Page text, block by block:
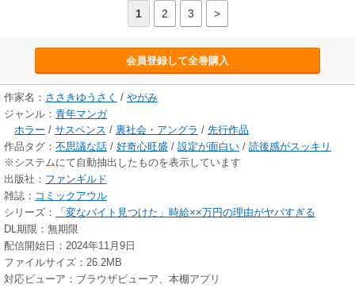
1 2 3 >
会員登録して全巻購入
作家名： ささきゆうさく / やがみ
ジャンル： 青年マンガ
ホラー / サスペンス / 裏社会・アングラ / 先行作品
作品タグ： 不思議な話 / 好奇心旺盛 / 設定が面白い / 読後感がスッキリ
※システムにて自動抽出したものを表示しています
出版社： ファンギルド
雑誌： コミックアウル
シリーズ：
「変なバイト見つけた」時給××万円の理由がヤバすぎる
DL期限：無期限
配信開始日：2024年11月9日
ファイルサイズ：26.2MB
対応ビューア：ブラウザビューア、本棚アプリ